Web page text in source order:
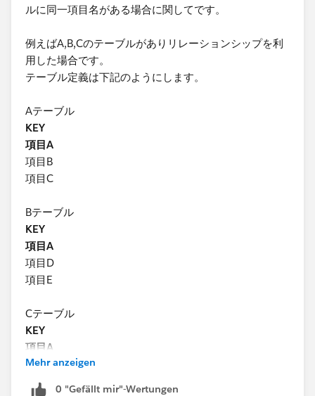
ルに同一項目名がある場合に関してです。
例えばA,B,Cのテーブルがありリレーションシップを利
用した場合です。
テーブル定義は下記のようにします。
Aテーブル
KEY
項目A
項目B
項目C
Bテーブル
KEY
項目A
項目D
項目E
Cテーブル
KEY
項目A
項目F
項目G
Mehr anzeigen
0 "Gefällt mir"-Wertungen